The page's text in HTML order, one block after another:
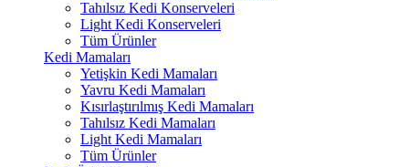
Tahılsız Kedi Konserveleri
Light Kedi Konserveleri
Tüm Ürünler
Kedi Mamaları
Yetişkin Kedi Mamaları
Yavru Kedi Mamaları
Kısırlaştırılmış Kedi Mamaları
Tahılsız Kedi Mamaları
Light Kedi Mamaları
Tüm Ürünler